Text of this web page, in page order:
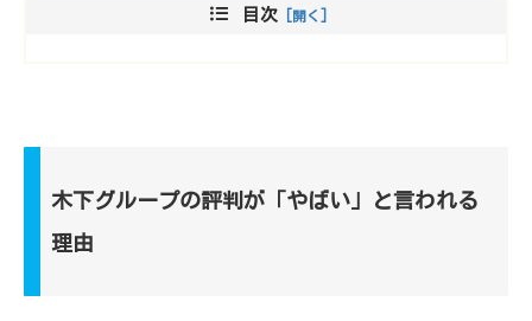
目次
木下グループの評判が「やばい」と言われる
理由